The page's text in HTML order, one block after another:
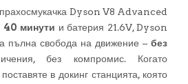
Dyson V8 Advanced
40 минути и батерия 21.6V, Dyson
пълна свобода на движение – без
без компромис. Когато
в докинг станцията, която